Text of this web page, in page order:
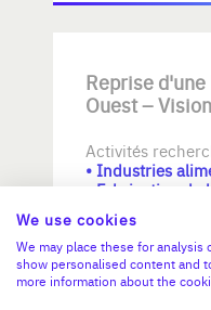
Reprise d'une
Ouest –
Activités
• Industries
• Fabrication de
• Fabrication de
Investissement
>2 M€ et <= 5
We use cookies
We may place these for analysis
show personalised content and
more information about the